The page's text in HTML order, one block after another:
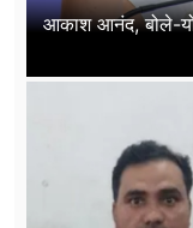
आकाश आनंद, बोले-